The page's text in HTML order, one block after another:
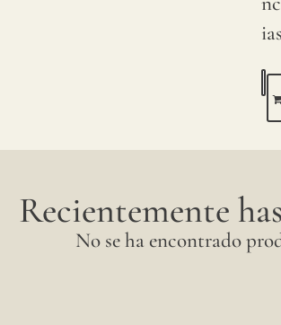
ias
Recientemente
No se ha encontrado